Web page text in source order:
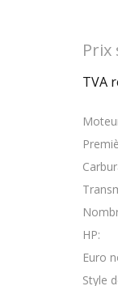
TVA
HP
Euro
Style